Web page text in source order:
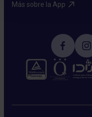
Más sobre la App​